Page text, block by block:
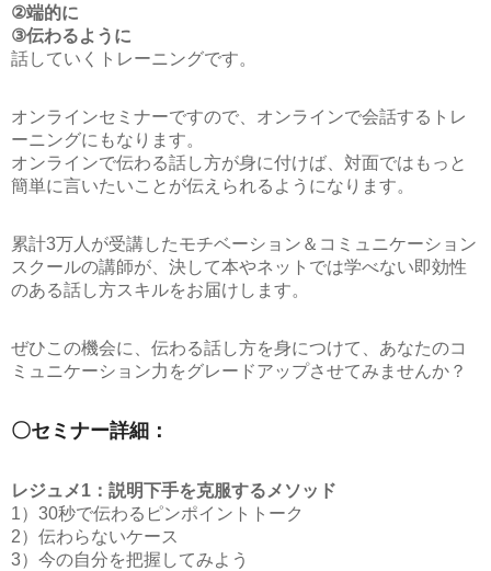
②端的に
③伝わるように
話していくトレーニングです。
オンラインセミナーですので、オンラインで会話するトレ
ーニングにもなります。
オンラインで伝わる話し方が身に付けば、対面ではもっと
簡単に言いたいことが伝えられるようになります。
累計3万人が受講したモチベーション＆コミュニケーション
スクールの講師が、決して本やネットでは学べない即効性
のある話し方スキルをお届けします。
ぜひこの機会に、伝わる話し方を身につけて、あなたのコ
ミュニケーション力をグレードアップさせてみませんか？
〇セミナー詳細：
レジュメ1：説明下手を克服するメソッド
1）30秒で伝わるピンポイントトーク
2）伝わらないケース
3）今の自分を把握してみよう